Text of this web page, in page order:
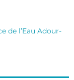
de l’Eau Adour-